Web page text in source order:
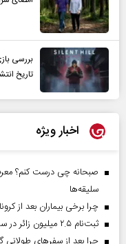
تاریخ
اخبار ویژه
سلیقه‌ها
چرا برخی بیماران بعد از
ثبت‌نام ۲.۵ میلیون زائر در سماح | عبور ۱.۷ میلیون نفر از مرز‌های اربعین